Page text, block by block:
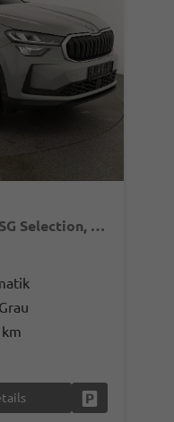
1.5 TSI mHEV 110 kW Selection DSG Selection, AHK, Navi, Side, Kamera, Winter, 4 J.- Garantie